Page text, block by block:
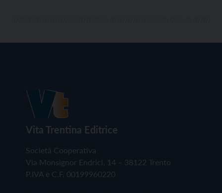
Vita Trentina Editrice
Società Cooperativa
Via Monsignor Endrici, 14 – 38122 Trento
P.IVA e C.F. 00199960220